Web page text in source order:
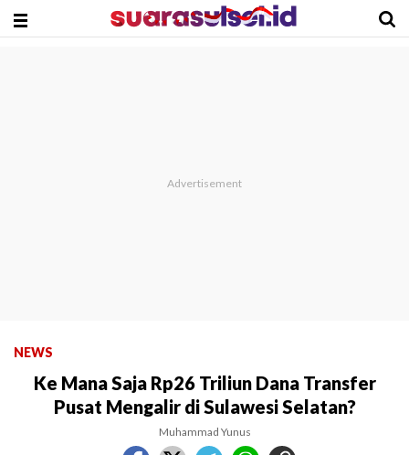
NEWS
Ke Mana Saja Rp26 Triliun Dana Transfer
Pusat Mengalir di Sulawesi Selatan?
Muhammad Yunus